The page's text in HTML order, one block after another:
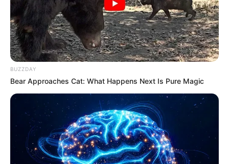
BUZZDAY
Bear Approaches Cat: What Happens Next Is Pure Magic